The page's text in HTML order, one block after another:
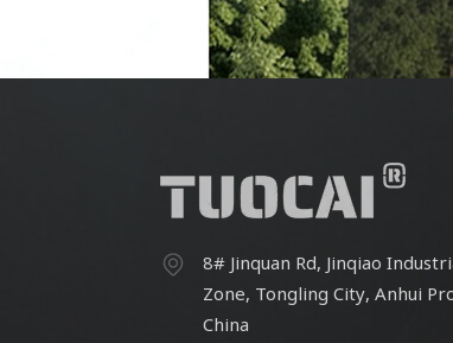
innovación. Después de un
esfuerzo continuo, cuenta con
8# Jinquan Rd, Jinqiao
Zone, Tongling City, Anhui
China